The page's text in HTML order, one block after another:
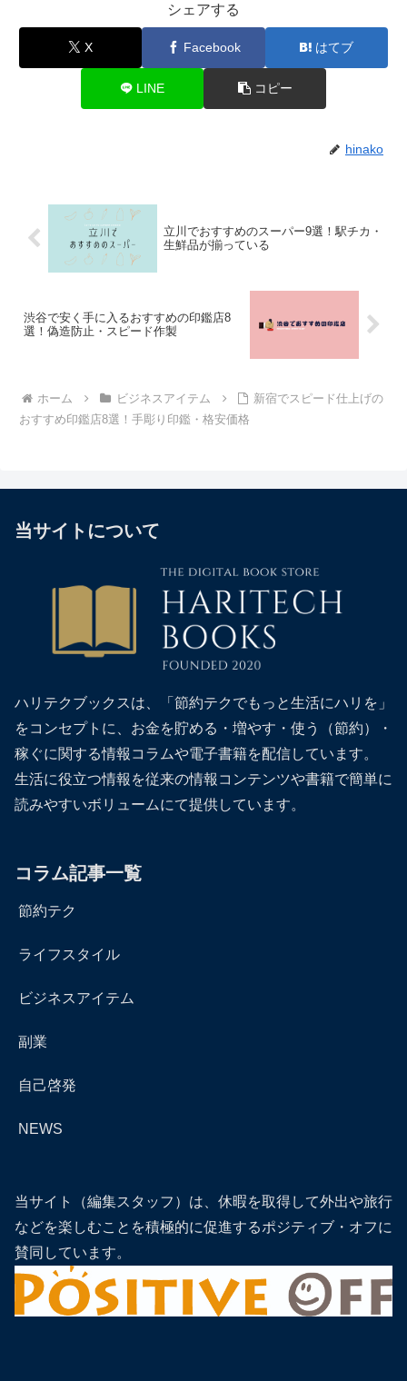
シェアする
X Facebook はてブ
LINE コピー
hinako
立川でおすすめのスーパー9選！駅チカ・
生鮮品が揃っている
渋谷で安く手に入るおすすめの印鑑店8
選！偽造防止・スピード作製
ホーム ビジネスアイテム
新宿でスピード仕上げの
おすすめ印鑑店8選！手彫り印鑑・格安価格
当サイトについて
ハリテクブックスは、「節約テクでもっと生活にハリを」
をコンセプトに、お金を貯める・増やす・使う（節約）・
稼ぐに関する情報コラムや電子書籍を配信しています。
生活に役立つ情報を従来の情報コンテンツや書籍で簡単に
読みやすいボリュームにて提供しています。
コラム記事一覧
節約テク
ライフスタイル
ビジネスアイテム
副業
自己啓発
NEWS
当サイト（編集スタッフ）は、休暇を取得して外出や旅行
などを楽しむことを積極的に促進するポジティブ・オフに
賛同しています。